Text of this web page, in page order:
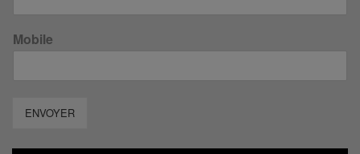
Mobile
ENVOYER